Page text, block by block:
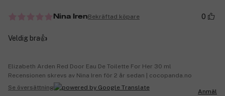
Nina IrenBekräftad köpare 0
Veldig bra👍
Elizabeth Arden Red Door Eau De Toilette For Her 30 ml
Recensionen skrevs av Nina Iren för 2 år sedan | cocopanda.no
Se översättning
Anmäl